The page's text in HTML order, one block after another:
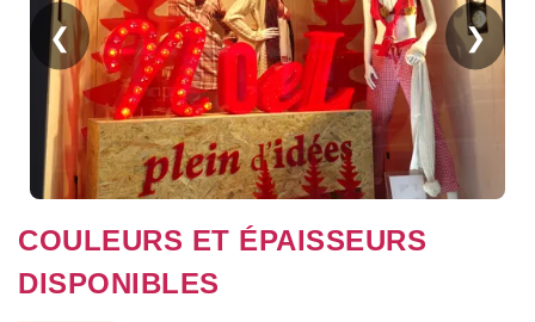
❮ ❯
COULEURS ET ÉPAISSEURS
DISPONIBLES